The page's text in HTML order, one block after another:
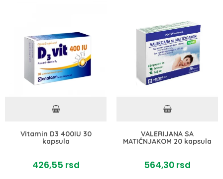
Vitamin D3 400IU 30
kapsula
426,55 rsd
VALERIJANA SA
MATIČNJAKOM 20 kapsula
564,30 rsd